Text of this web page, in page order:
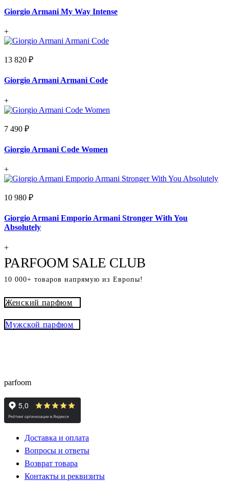
Giorgio Armani My Way Intense
+
13 820 ₽
Giorgio Armani Armani Code
+
7 490 ₽
Giorgio Armani Code Women
+
10 980 ₽
Giorgio Armani Emporio Armani Stronger With You
Absolutely
+
PARFOOM SALE CLUB
10 000+ товаров напрямую из Европы!
Женский парфюм
Мужской парфюм
parfoom
Доставка и оплата
Вопросы и ответы
Возврат товара
Контакты и реквизиты